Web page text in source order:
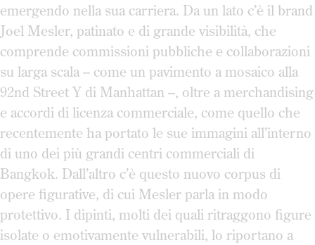
emergendo nella sua carriera. Da un lato c’è il brand
Joel Mesler, patinato e di grande visibilità, che
comprende commissioni pubbliche e collaborazioni
su larga scala – come un pavimento a mosaico alla
92nd Street Y di Manhattan –, oltre a merchandising
e accordi di licenza commerciale, come quello che
recentemente ha portato le sue immagini all’interno
di uno dei più grandi centri commerciali di
Bangkok. Dall’altro c’è questo nuovo corpus di
opere figurative, di cui Mesler parla in modo
protettivo. I dipinti, molti dei quali ritraggono figure
isolate o emotivamente vulnerabili, lo riportano a